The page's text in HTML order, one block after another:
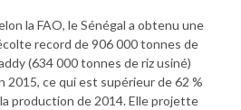
la FAO, le Sénégal a obtenu une
record de 906 000 tonnes de
(634 000 tonnes de riz usiné)
2015, ce qui est supérieur de 62 %
production de 2014. Elle projette